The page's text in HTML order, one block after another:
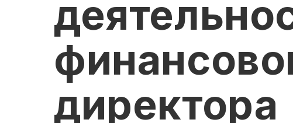
директора